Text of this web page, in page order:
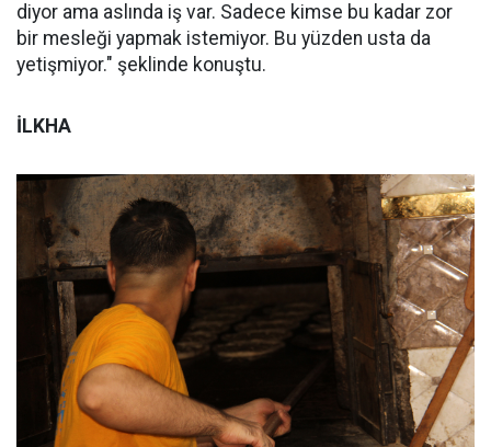
diyor ama aslında iş var. Sadece kimse bu kadar zor
bir mesleği yapmak istemiyor. Bu yüzden usta da
yetişmiyor." şeklinde konuştu.
İLKHA